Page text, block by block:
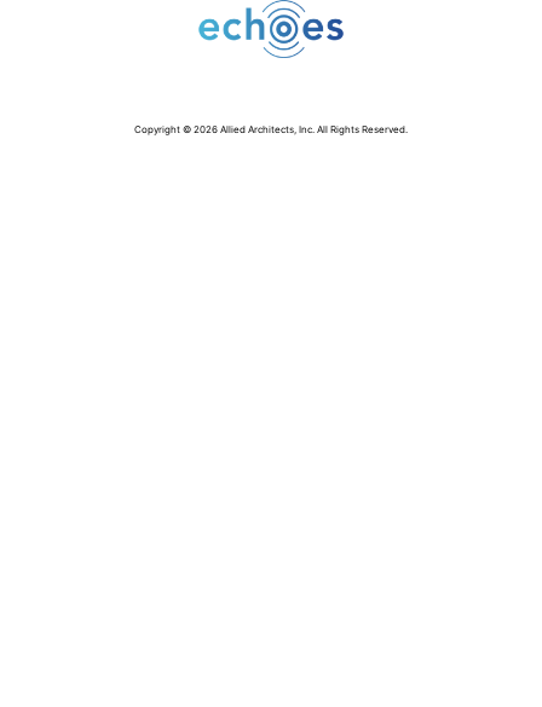
Copyright © 2026 Allied Architects, Inc. All Rights Reserved.